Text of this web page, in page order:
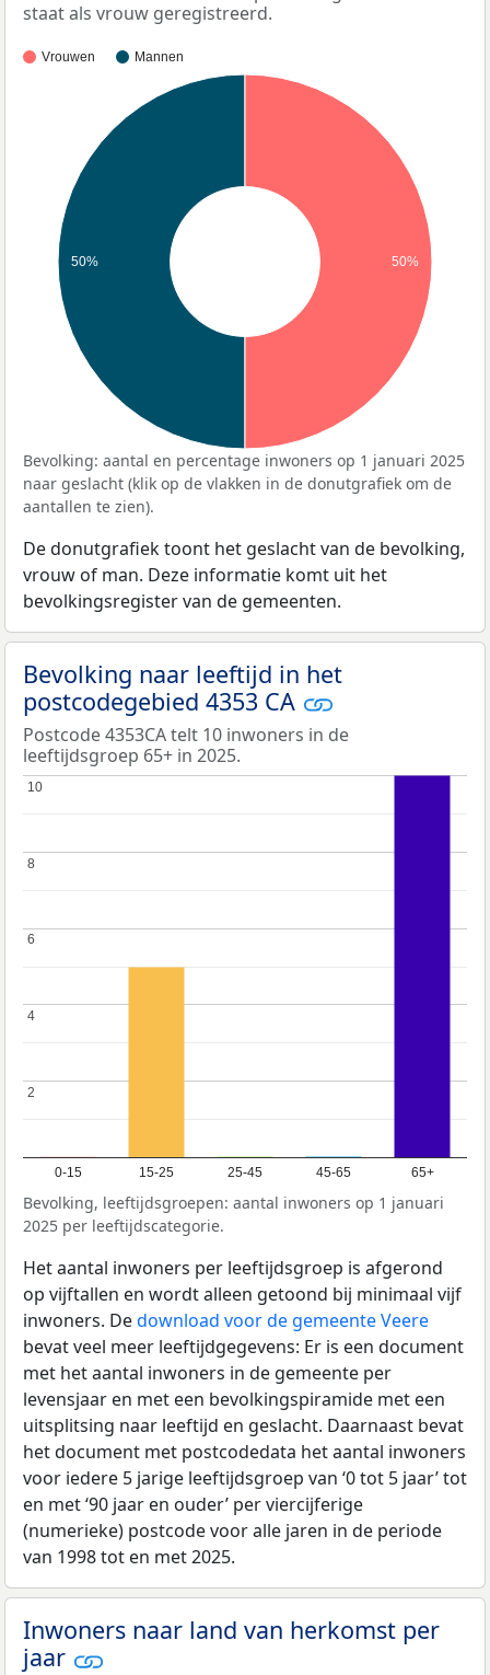
staat als vrouw geregistreerd.
Vrouwen Mannen
50% 50%
Bevolking: aantal en percentage inwoners op 1 januari 2025
naar geslacht (klik op de vlakken in de donutgrafiek om de
aantallen te zien).
De donutgrafiek toont het geslacht van de bevolking,
vrouw of man. Deze informatie komt uit het
bevolkingsregister van de gemeenten.
Bevolking naar leeftijd in het
postcodegebied 4353 CA
Postcode 4353CA telt 10 inwoners in de
leeftijdsgroep 65+ in 2025.
0-15 15-25 25-45 45-65 65+
2
2
4
4
6
6
8
8
10
10
Bevolking, leeftijdsgroepen: aantal inwoners op 1 januari
2025 per leeftijdscategorie.
Het aantal inwoners per leeftijdsgroep is afgerond
op vijftallen en wordt alleen getoond bij minimaal vijf
inwoners. Dedownload voor de gemeente Veere
bevat veel meer leeftijdgegevens: Er is een document
met het aantal inwoners in de gemeente per
levensjaar en met een bevolkingspiramide met een
uitsplitsing naar leeftijd en geslacht. Daarnaast bevat
het document met postcodedata het aantal inwoners
voor iedere 5 jarige leeftijdsgroep van ‘0 tot 5 jaar’ tot
en met ‘90 jaar en ouder’ per viercijferige
(numerieke) postcode voor alle jaren in de periode
van 1998 tot en met 2025.
Inwoners naar land van herkomst per
jaar